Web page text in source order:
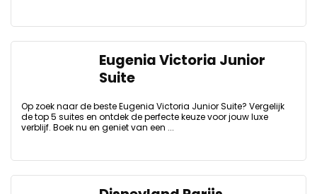
Eugenia Victoria Junior
Suite
Op zoek naar de beste Eugenia Victoria Junior Suite? Vergelijk
de top 5 suites en ontdek de perfecte keuze voor jouw luxe
verblijf. Boek nu en geniet van een ...